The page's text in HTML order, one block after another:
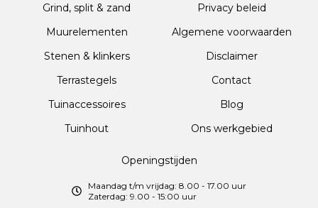
Grind, split & zand
Muurelementen
Stenen & klinkers
Terrastegels
Tuinaccessoires
Tuinhout
Privacy beleid
Algemene voorwaarden
Disclaimer
Contact
Blog
Ons werkgebied
Openingstijden
Maandag t/m vrijdag: 8.00 - 17.00 uur
Zaterdag: 9.00 - 15:00 uur